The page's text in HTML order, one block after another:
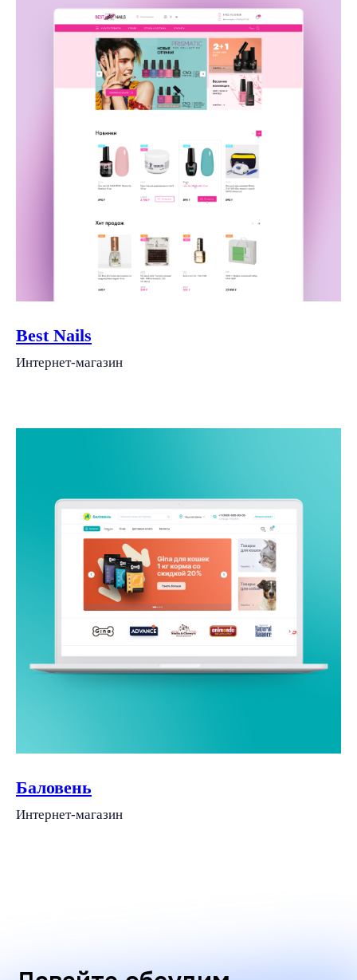
Best Nails
Интернет-магазин
Баловень
Интернет-магазин